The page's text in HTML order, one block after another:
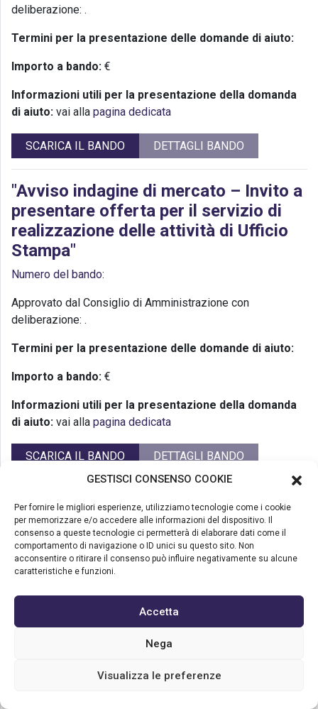
GESTISCI CONSENSO COOKIE
Per fornire le migliori esperienze, utilizziamo tecnologie come i cookie
per memorizzare e/o accedere alle informazioni del dispositivo. Il
consenso a queste tecnologie ci permetterà di elaborare dati come il
comportamento di navigazione o ID unici su questo sito. Non
acconsentire o ritirare il consenso può influire negativamente su alcune
caratteristiche e funzioni.
Accetta
Nega
Visualizza le preferenze
deliberazione: .
Termini per la presentazione delle domande di aiuto:
Importo a bando: €
Informazioni utili per la presentazione della domanda
di aiuto: vai alla pagina dedicata
SCARICA IL BANDO DETTAGLI BANDO
"Avviso indagine di mercato – Invito a
presentare offerta per il servizio di
realizzazione delle attività di Ufficio
Stampa"
Numero del bando:
Approvato dal Consiglio di Amministrazione con
deliberazione: .
Termini per la presentazione delle domande di aiuto:
Importo a bando: €
Informazioni utili per la presentazione della domanda
di aiuto: vai alla pagina dedicata
SCARICA IL BANDO DETTAGLI BANDO
"Avviso indagine di mercato – Invito a
presentare offerta per il servizio di
realizzazione delle attività per il
progetto “Rural Influencer”"
Approvato dal Consiglio di Amministrazione con
deliberazione:.